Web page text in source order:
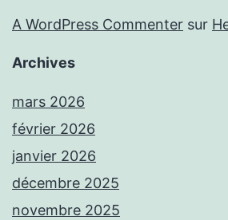
A WordPress Commenter sur
Archives
mars 2026
février 2026
janvier 2026
décembre 2025
novembre 2025